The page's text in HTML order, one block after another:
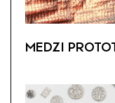
MEDZI